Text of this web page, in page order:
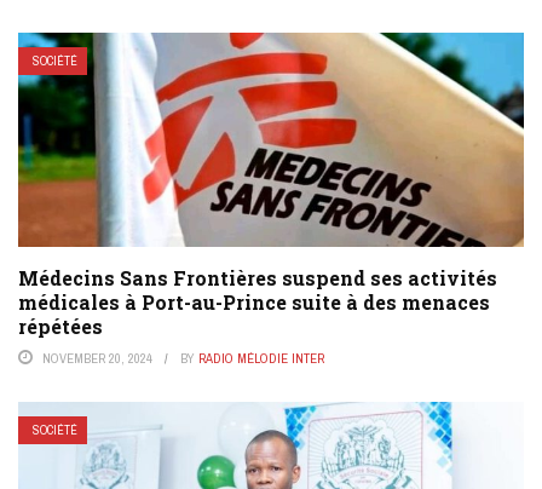
SOCIÉTÉ
Médecins Sans Frontières suspend ses activités
médicales à Port-au-Prince suite à des menaces
répétées
NOVEMBER 20, 2024 BY RADIO MÉLODIE INTER
SOCIÉTÉ